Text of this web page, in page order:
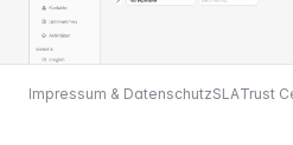
Impressum & DatenschutzSLATrust